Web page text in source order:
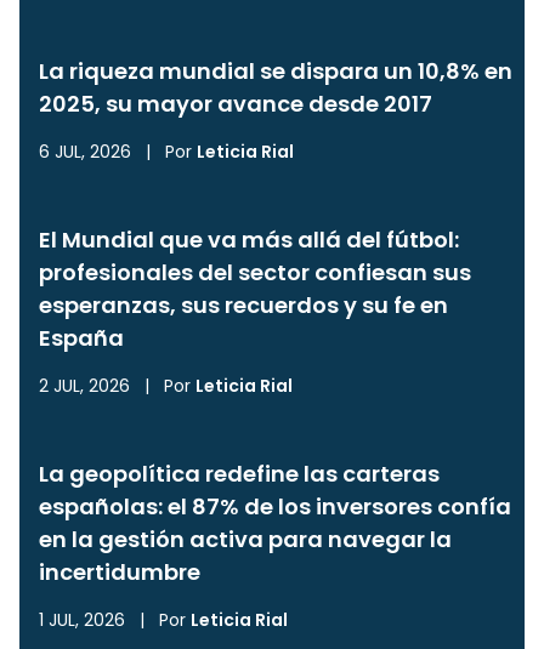
La riqueza mundial se dispara un 10,8% en
2025, su mayor avance desde 2017
6 JUL, 2026 | Por Leticia Rial
El Mundial que va más allá del fútbol:
profesionales del sector confiesan sus
esperanzas, sus recuerdos y su fe en
España
2 JUL, 2026 | Por Leticia Rial
La geopolítica redefine las carteras
españolas: el 87% de los inversores confía
en la gestión activa para navegar la
incertidumbre
1 JUL, 2026 | Por Leticia Rial